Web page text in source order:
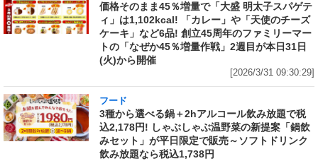
価格そのまま45％増量で「大盛 明太子スパゲテ
ィ」は1,102kcal! 「カレー」や「天使のチーズ
ケーキ」など6品! 創立45周年のファミリーマー
トの「なぜか45％増量作戦」2週目が本日31日
(火)から開催
[2026/3/31 09:30:29]
フード
3種から選べる鍋＋2hアルコール飲み放題で税
込2,178円! しゃぶしゃぶ温野菜の新提案「鍋飲
みセット」が平日限定で販売～ソフトドリンク
飲み放題なら税込1,738円